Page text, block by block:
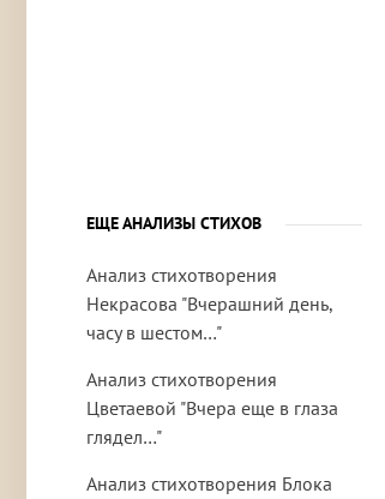
ЕЩЕ АНАЛИЗЫ СТИХОВ
Анализ стихотворения
Некрасова "Вчерашний день,
часу в шестом…"
Анализ стихотворения
Цветаевой "Вчера еще в глаза
глядел…"
Анализ стихотворения Блока